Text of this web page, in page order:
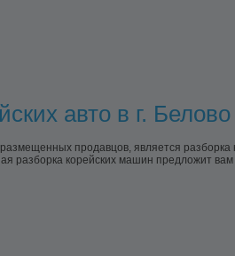
авто в г. Белово
продавцов, является разборка
разборка корейских машин предложит